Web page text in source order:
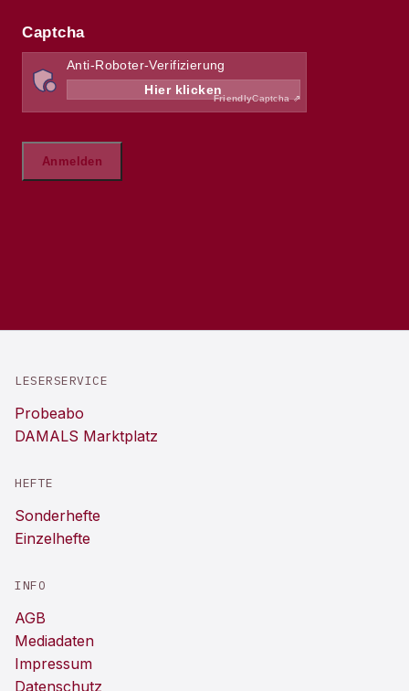
LESERSERVICE
Probeabo
DAMALS Marktplatz
HEFTE
Sonderhefte
Einzelhefte
INFO
AGB
Mediadaten
Impressum
Datenschutz